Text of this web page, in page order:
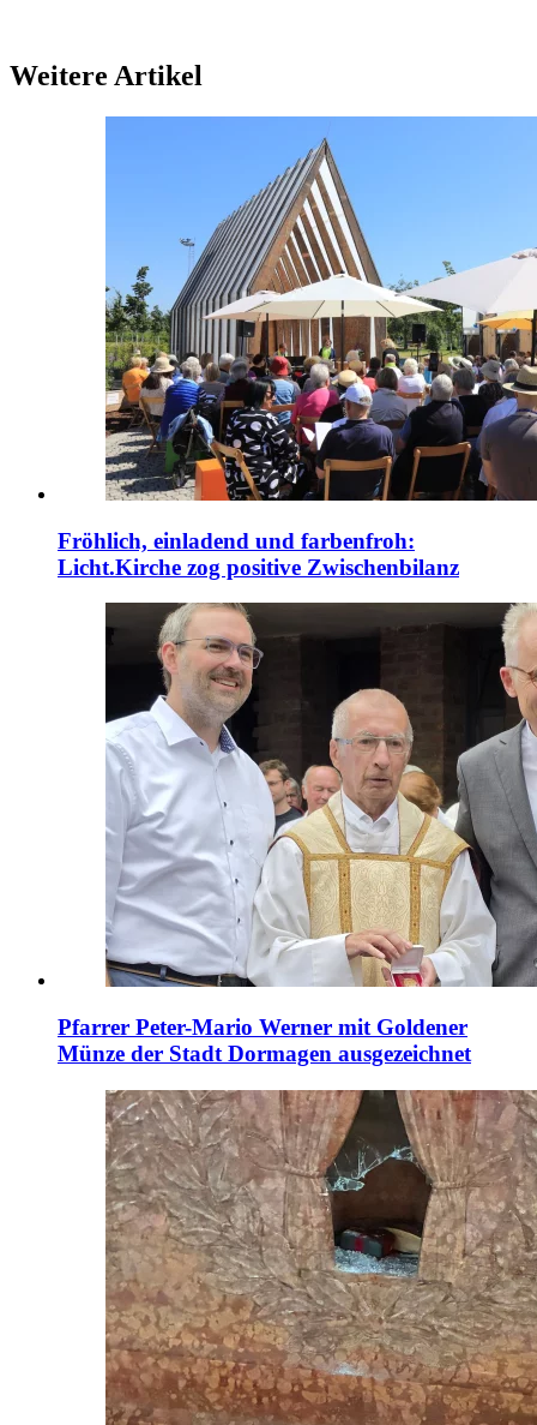
Weitere Artikel
Fröhlich, einladend und farbenfroh:
Licht.Kirche zog positive Zwischenbilanz
Pfarrer Peter-Mario Werner mit Goldener
Münze der Stadt Dormagen ausgezeichnet